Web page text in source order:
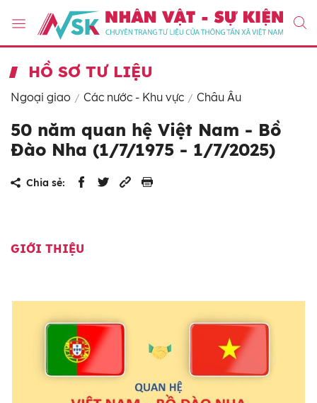
HỒ SƠ TƯ LIỆU
Ngoại giao Các nước - Khu vực Châu Âu
50 năm quan hệ Việt Nam - Bồ
Đào Nha (1/7/1975 - 1/7/2025)
Chia sẻ:
GIỚI THIỆU